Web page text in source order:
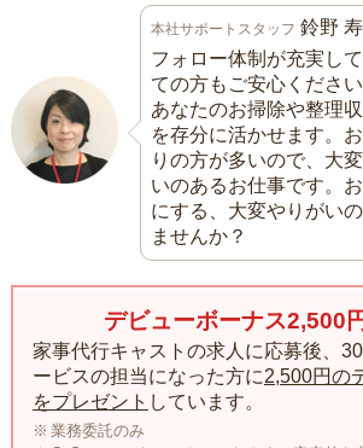
本社サポートスタッフ 鈴野
フォロー体制が充実し
ての方もご安心ください
あなたのお掃除や整理
を存分に活かせます。
りの方が多いので、大
いのあるお仕事です。
にする、大変やりがい
ませんか？
デビューボーナス2,500
家事代行キャストの求人に応募後、
ービスの担当になった方に2,500円の
をプレゼント しています。
業務委託のみ